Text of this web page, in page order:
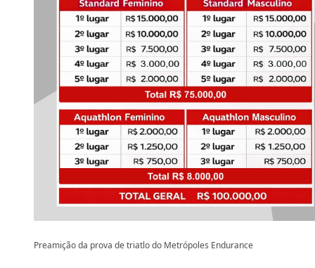
Preamição da prova de triatlo do Metrópoles Endurance